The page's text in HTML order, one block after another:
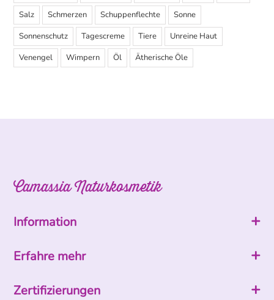
Salz
Schmerzen Schuppenflechte
Sonne
Sonnenschutz
Tagescreme Tiere
Unreine Haut
Venengel
Wimpern Öl Ätherische Öle
Camassia Naturkosmetik
Information
Erfahre mehr
Zertifizierungen